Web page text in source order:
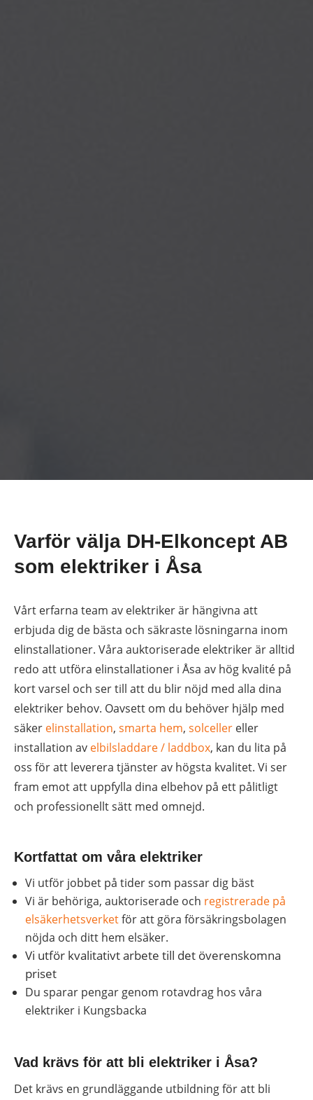
Varför välja DH-Elkoncept AB
som elektriker i Åsa
Vårt erfarna team av elektriker är hängivna att
erbjuda dig de bästa och säkraste lösningarna inom
elinstallationer. Våra auktoriserade elektriker är alltid
redo att utföra elinstallationer i Åsa av hög kvalité på
kort varsel och ser till att du blir nöjd med alla dina
elektriker behov. Oavsett om du behöver hjälp med
säker elinstallation, smarta hem, solceller eller
installation av elbilsladdare / laddbox, kan du lita på
oss för att leverera tjänster av högsta kvalitet. Vi ser
fram emot att uppfylla dina elbehov på ett pålitligt
och professionellt sätt med omnejd.
Kortfattat om våra elektriker
Vi utför jobbet på tider som passar dig bäst
Vi är behöriga, auktoriserade och registrerade på
elsäkerhetsverketför att göra försäkringsbolagen
nöjda och ditt hem elsäker.
Vi utför kvalitativt arbete till det överenskomna
priset
Du sparar pengar genom rotavdrag hos våra
elektriker i Kungsbacka
Vad krävs för att bli elektriker i Åsa?
Det krävs en grundläggande utbildning för att bli